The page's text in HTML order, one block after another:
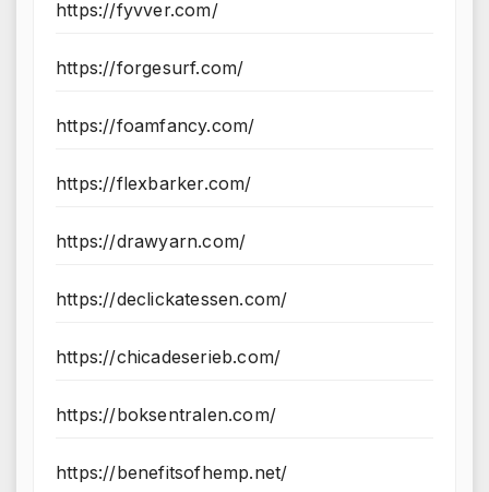
https://fyvver.com/
https://forgesurf.com/
https://foamfancy.com/
https://flexbarker.com/
https://drawyarn.com/
https://declickatessen.com/
https://chicadeserieb.com/
https://boksentralen.com/
https://benefitsofhemp.net/